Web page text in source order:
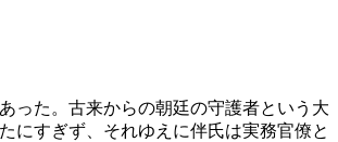
った。古来からの朝廷の守護者という大
にすぎず、それゆえに伴氏は実務官僚と